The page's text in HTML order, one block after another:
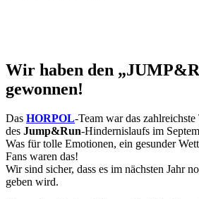
Wir haben den
gewonnen!
Das HORPOL-Team war das
des Jump&Run-Hindernislaufs im
Was für tolle Emotionen, ein gesunder
Fans waren das!
Wir sind sicher, dass es im nächsten Jahr
geben wird.